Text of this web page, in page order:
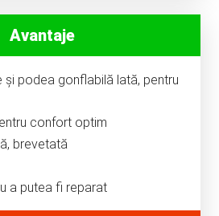
Avantaje
şi podea gonflabilă lată, pentru
confort optim
brevetată
a putea fi reparat